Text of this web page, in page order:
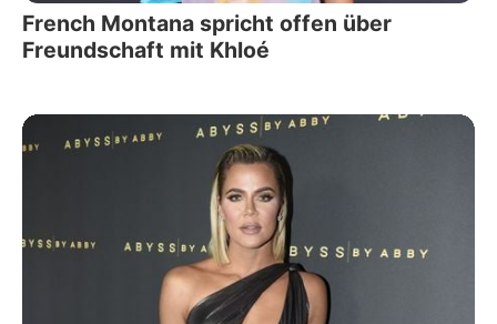
French Montana spricht offen über
Freundschaft mit Khloé